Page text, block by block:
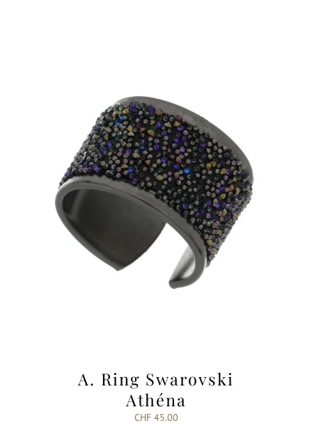
A. Ring Swarovski
Athéna
CHF45.00